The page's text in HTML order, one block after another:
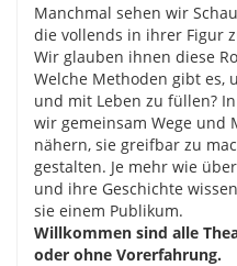
Manchmal sehen wir
die vollends in ihrer Figur
Wir glauben ihnen diese
Welche Methoden gibt es,
und mit Leben zu füllen?
wir gemeinsam Wege und
nähern, sie greifbar zu
gestalten. Je mehr wie
und ihre Geschichte
sie einem Publikum.
Willkommen sind alle
oder ohne Vorerfahrung.